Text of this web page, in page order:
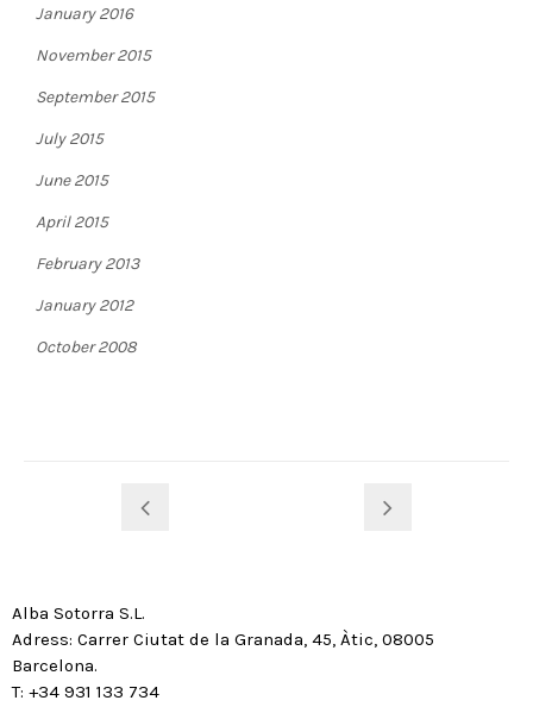
January 2016
November 2015
September 2015
July 2015
June 2015
April 2015
February 2013
January 2012
October 2008
Alba Sotorra S.L.
Adress: Carrer Ciutat de la Granada, 45, Àtic, 08005
Barcelona.
T: +34 931 133 734